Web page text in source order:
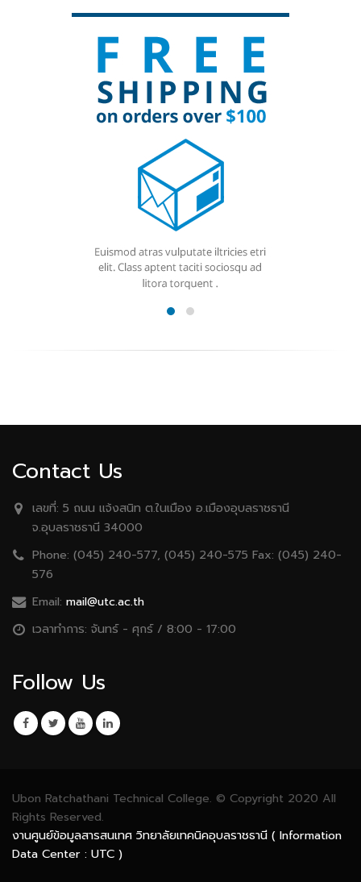
Contact Us
เลขที่: 5 ถนน เเจ้งสนิท ต.ในเมือง อ.เมืองอุบลราชธานี
จ.อุบลราชธานี 34000
Phone: (045) 240-577, (045) 240-575 Fax: (045) 240-
576
Email: mail@utc.ac.th
เวลาทำการ: จันทร์ - ศุกร์ / 8:00 - 17:00
Follow Us
Ubon Ratchathani Technical College. © Copyright 2020 All
Rights Reserved.
งานศูนย์ข้อมูลสารสนเทศ วิทยาลัยเทคนิคอุบลราชธานี ( Information
Data Center : UTC )